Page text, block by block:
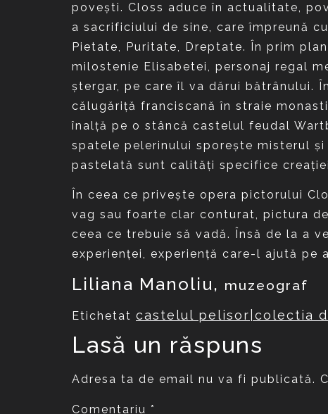
poveşti. Closs aduce în actualitate,
a sacrificiului de sine, care împreună
Pietate, Puritate, Dreptate. În prim
milostenie Elisabetei, personaj regal
ştergar, pe care îl va dărui bătrânului.
călugăriţă franciscană în straie
înalţă pe o stâncă castelul feudal
spatele pelerinului sporeşte misterul
pastelată sunt calităţi specifice
În ceea ce priveşte opera pictorului
vag sau foarte clar conturat, pictura
ceea ce trebuie să vadă. Însă de la a
experienţei, experienţă care-l ajută pe
Liliana Manoliu, muzeograf
Etichetat castelul pelisor|colectia
Lasă un răspuns
Adresa ta de email nu va fi publicată.
Comentariu *